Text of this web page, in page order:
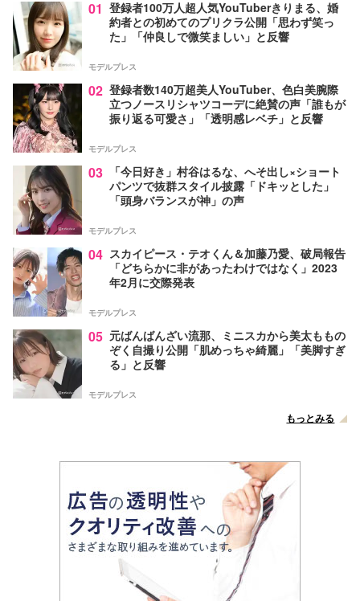
01 登録者100万人超人気YouTuberきりまる、婚
約者との初めてのプリクラ公開「思わず笑っ
た」「仲良しで微笑ましい」と反響
モデルプレス
02 登録者数140万超美人YouTuber、色白美腕際
立つノースリシャツコーデに絶賛の声「誰もが
振り返る可愛さ」「透明感レベチ」と反響
モデルプレス
03
「今日好き」村谷はるな、へそ出し×ショート
パンツで抜群スタイル披露「ドキッとした」
「頭身バランスが神」の声
モデルプレス
04 スカイピース・テオくん＆加藤乃愛、破局報告
「どちらかに非があったわけではなく」2023
年2月に交際発表
モデルプレス
05 元ばんばんざい流那、ミニスカから美太ももの
ぞく自撮り公開「肌めっちゃ綺麗」「美脚すぎ
る」と反響
モデルプレス
もっとみる